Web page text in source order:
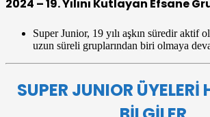
2024 – 19. Yılını Kutlayan Efsane
Super Junior, 19 yılı aşkın süredir aktif
uzun süreli gruplarından biri olmaya
SUPER JUNIOR